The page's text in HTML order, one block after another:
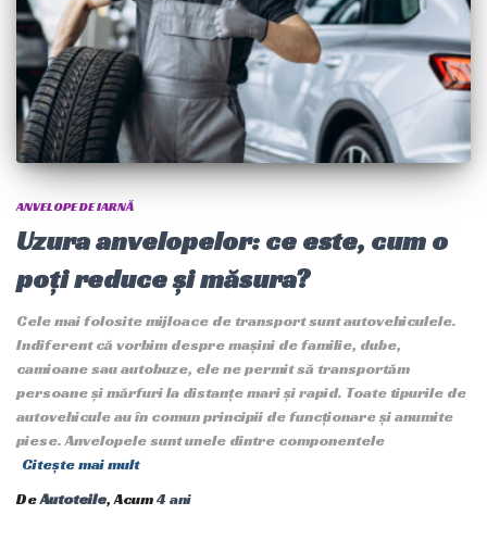
ANVELOPE DE IARNĂ
Uzura anvelopelor: ce este, cum o
poți reduce și măsura?
Cele mai folosite mijloace de transport sunt autovehiculele.
Indiferent că vorbim despre mașini de familie, dube,
camioane sau autobuze, ele ne permit să transportăm
persoane și mărfuri la distanțe mari și rapid. Toate tipurile de
autovehicule au în comun principii de funcționare și anumite
piese. Anvelopele sunt unele dintre componentele
Citește mai mult
DeAutoteile, Acum4 ani